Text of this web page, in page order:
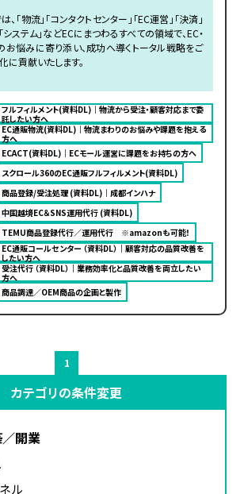
「物流」「コンタクトセンター」「EC運営」「決済」
システム」などECにまつわるすべての領域で、EC・
悩みに寄り添い、成功へ導くトータル戦略をご
に貢献いたします。
フルフィルメント(資料DL)｜物流から受注・顧客対応まで委
託したい方へ
EC通販物流(資料DL)｜物流まわりのお悩みや課題を抱える
方へ
ECACT(資料DL)｜ECモール運営に課題をお持ちの方へ
スクロール360のEC通販フルフィルメント(資料DL)
商品登録/受注処理 (資料DL)｜成都インハナ
中国越境EC＆SNS運用代行 (資料DL)
TEMU商品登録代行／運用代行 ※amazonも可能！
EC通販コールセンター （資料DL）｜顧客対応の品質改善を
したい方へ
受注代行 （資料DL）｜業務効率化と品質改善を両立したい
方へ
商品調達／OEM商品の企画と製作
1
カテゴリの条件変更
／開業
ル